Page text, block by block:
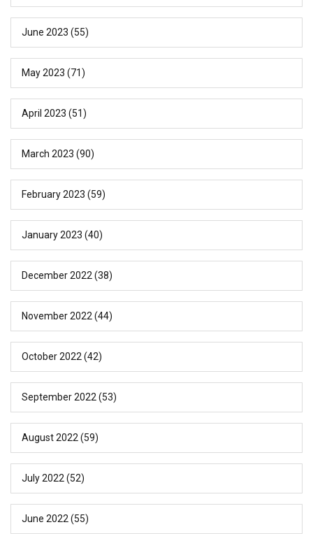
June 2023 (55)
May 2023 (71)
April 2023 (51)
March 2023 (90)
February 2023 (59)
January 2023 (40)
December 2022 (38)
November 2022 (44)
October 2022 (42)
September 2022 (53)
August 2022 (59)
July 2022 (52)
June 2022 (55)